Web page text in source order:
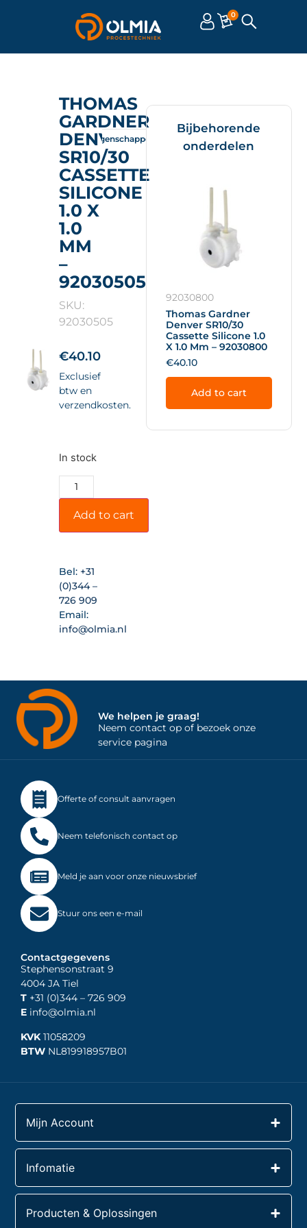
0
THOMAS
GARDNER
DENVER
SR10/30
CASSETTE
SILICONE
1.0 X
1.0
MM
–
92030505
SKU:
92030505
€40.10
Exclusief
btw en
verzendkosten.
In stock
Add to cart
Bel: +31
(0)344 –
726 909
Email:
info@olmia.nl
Omschrijving Eigenschappen Documenten
Bijbehorende
onderdelen
92030800
Thomas Gardner
Denver SR10/30
Cassette Silicone 1.0
X 1.0 Mm – 92030800
€40.10
Add to cart
We helpen je graag!
Neem contact op of bezoek onze
service pagina
Offerte of consult aanvragen
Neem telefonisch contact op
Meld je aan voor onze nieuwsbrief
Stuur ons een e-mail
Contactgegevens
Stephensonstraat 9
4004 JA Tiel
T +31 (0)344 – 726 909
E info@olmia.nl
KVK11058209
BTW NL819918957B01
Mijn Account
Infomatie
Producten & Oplossingen